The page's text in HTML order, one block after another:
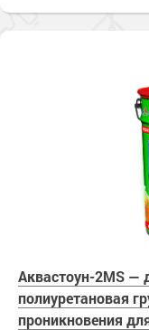
Аквастоун-2MS —
полиуретановая
проникновения